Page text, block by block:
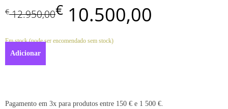
€12.950,00€ 10.500,00
Em stock (pode ser encomendado sem stock)
Adicionar
Pagamento em 3x para produtos entre 150 € e 1 500 €.